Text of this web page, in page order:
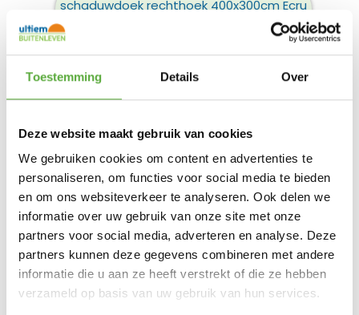
Toestemming Details Over
Deze website maakt gebruik van cookies
We gebruiken cookies om content en advertenties te
personaliseren, om functies voor social media te bieden
en om ons websiteverkeer te analyseren. Ook delen we
informatie over uw gebruik van onze site met onze
partners voor social media, adverteren en analyse. Deze
partners kunnen deze gegevens combineren met andere
informatie die u aan ze heeft verstrekt of die ze hebben
verzameld op basis van uw gebruik van hun services.
PLATINUM SUN & SHADE COOLFIT
SCHADUWDOEK RECHTHOEK
400X300CM ECRU